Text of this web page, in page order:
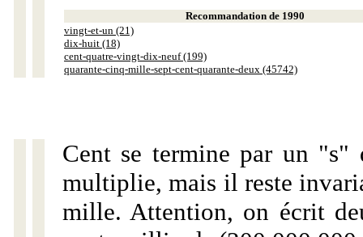
Recommandation de 1990
vingt-et-un (21)
dix-huit (18)
cent-quatre-vingt-dix-neuf (199)
quarante-cinq-mille-sept-cent-quarante-deux (45742)
Cent se termine par un "s"
multiplie, mais il reste
mille. Attention, on écrit